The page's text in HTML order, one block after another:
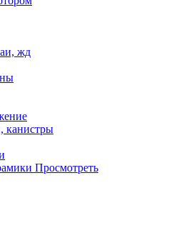
жд
канистры
Просмотреть